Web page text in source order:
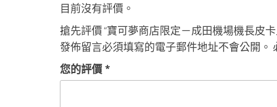
目前沒有評價。
搶先評價 “寶可夢商店限定－成田機場機長皮卡
發佈留言必須填寫的電子郵件地址不會公開。
您的評價 *